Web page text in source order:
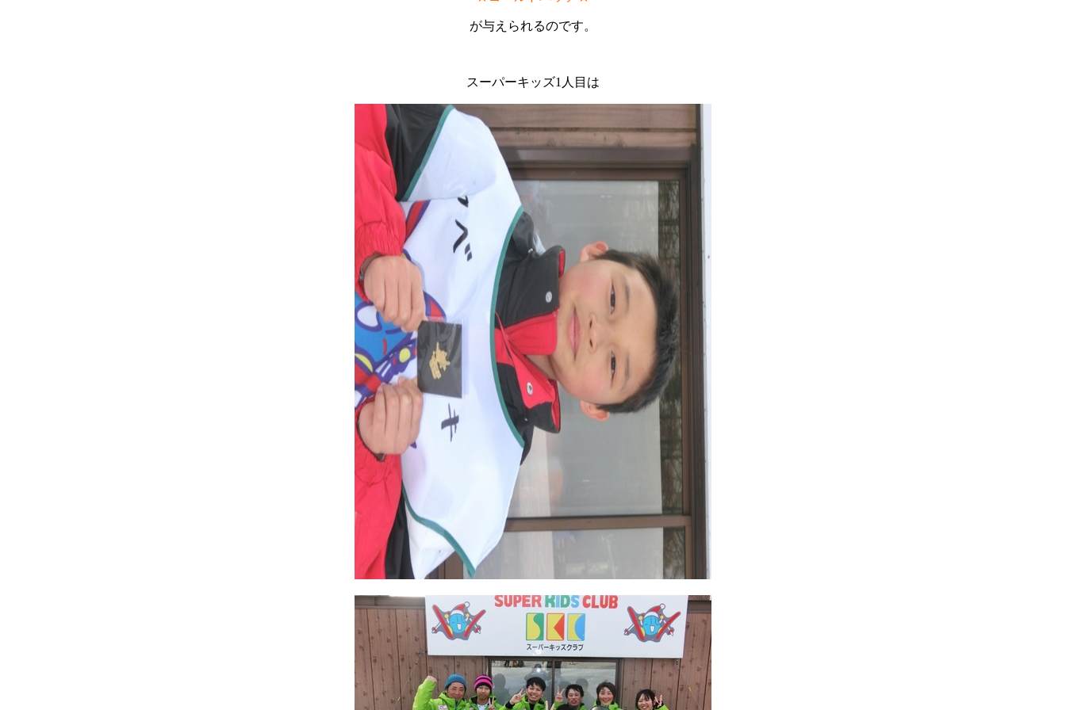
が与えられるのです。
スーパーキッズ1人目は